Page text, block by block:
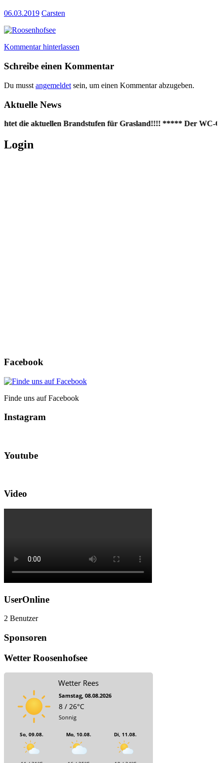
06.03.2019 Carsten
Kommentar hinterlassen
Schreibe einen Kommentar
Du musst angemeldet sein, um einen Kommentar abzugeben.
Aktuelle News
die aktuellen Brandstufen für Grasland!!!! ***** Der WC-
Login
Facebook
Finde uns auf Facebook
Instagram
Youtube
Video
UserOnline
2 Benutzer
Sponsoren
Wetter Roosenhofsee
Wetter Rees
Samstag, 08.08.2026
8 / 26°C
Sonnig
So, 09.08. Mo, 10.08. Di, 11.08.